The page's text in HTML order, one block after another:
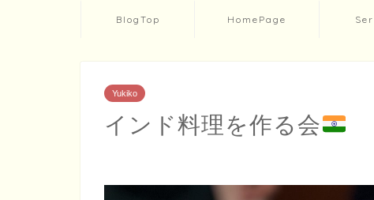
BlogTop HomePage
Yukiko
インド料理を作る会